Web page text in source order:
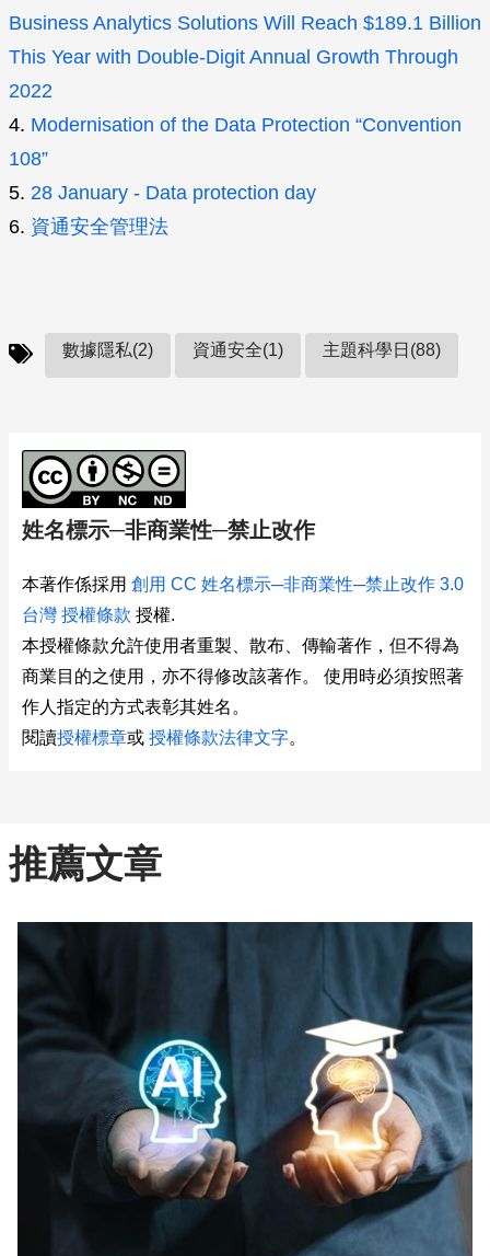
Business Analytics Solutions Will Reach $189.1 Billion
This Year with Double-Digit Annual Growth Through
2022
4. Modernisation of the Data Protection “Convention
108”
5. 28 January - Data protection day
6. 資通安全管理法
數據隱私(2) 資通安全(1) 主題科學日(88)
姓名標示─非商業性─禁止改作
本著作係採用 創用 CC 姓名標示─非商業性─禁止改作 3.0
台灣 授權條款 授權.
本授權條款允許使用者重製、散布、傳輸著作，但不得為
商業目的之使用，亦不得修改該著作。 使用時必須按照著
作人指定的方式表彰其姓名。
閱讀授權標章或 授權條款法律文字。
推薦文章